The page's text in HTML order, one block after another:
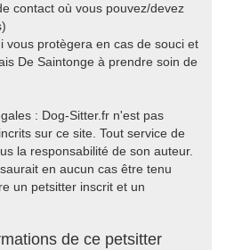
contact où vous pouvez/devez
vous protègera en cas de souci et
De Saintonge à prendre soin de
: Dog-Sitter.fr n'est pas
sur ce site. Tout service de
la responsabilité de son auteur.
en aucun cas être tenu
un petsitter inscrit et un
de ce petsitter